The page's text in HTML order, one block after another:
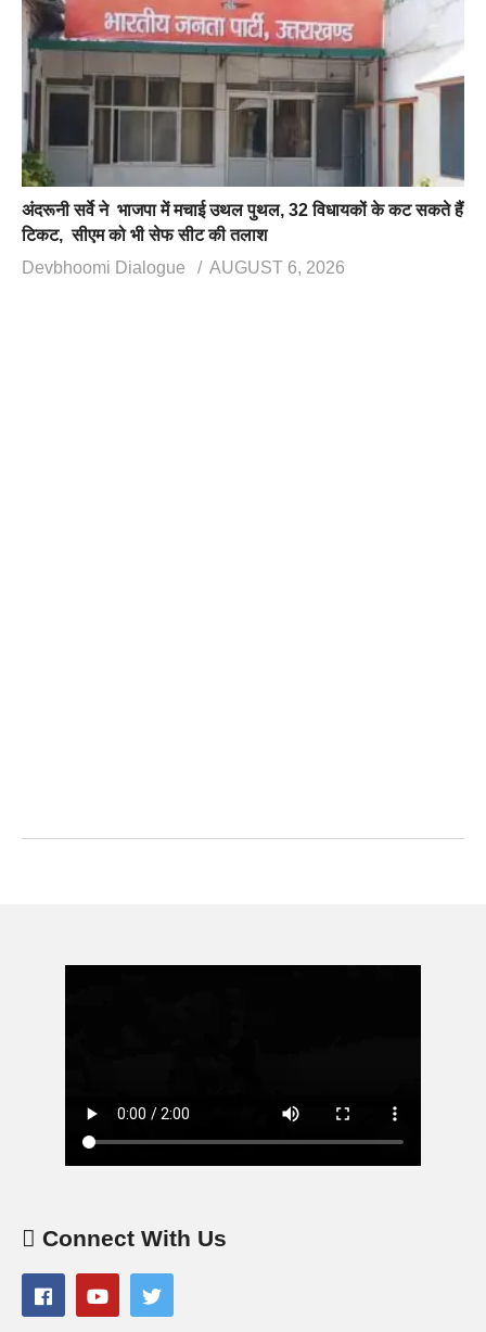
अंदरूनी सर्वे ने भाजपा में मचाई उथल पुथल, 32 विधायकों के कट सकते हैं
टिकट, सीएम को भी सेफ सीट की तलाश
Devbhoomi Dialogue
AUGUST 6, 2026
Connect With Us